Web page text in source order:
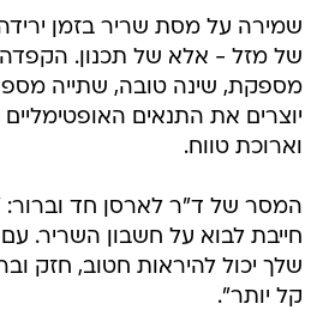
שמירה על מסת שריר בזמן ירידה
של מזל - אלא של תכנון. הקפדה
מספקת, שינה טובה, שתייה
יוצרים את התנאים האופטימליים
וארוכת טווח.
המסר של ד"ר לארסן חד וברור:
חייבת לבוא על חשבון השריר.
שלך יכול להיראות חטוב, חזק
קל יותר".